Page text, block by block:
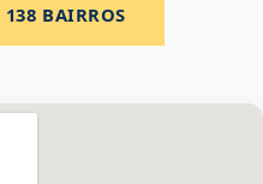
138 BAIRROS